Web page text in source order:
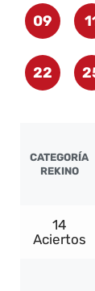
09
22
CATEGORÍA
REKINO
14
Aciertos